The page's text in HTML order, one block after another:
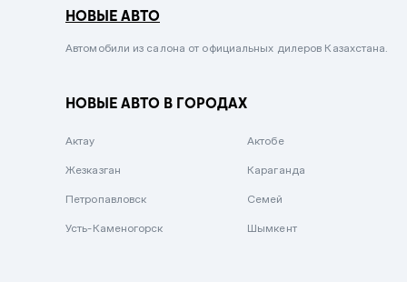
Сиреневый металлик
Вишневый
НОВЫЕ АВТО
Автомобили из салона от официальных дилеров Казахстана.
НОВЫЕ АВТО В ГОРОДАХ
Актау Актобе
Жезказган Караганда
Петропавловск Семей
Усть-Каменогорск Шымкент